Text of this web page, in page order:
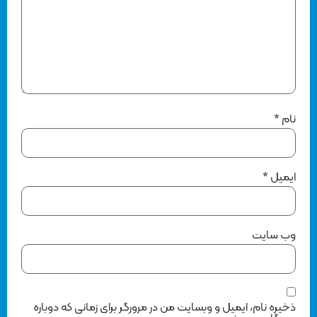
*
ایمیل*
وب‌ سایت
ذخیره نام، ایمیل و وبسایت من در مرورگر برای زمانی که دوباره